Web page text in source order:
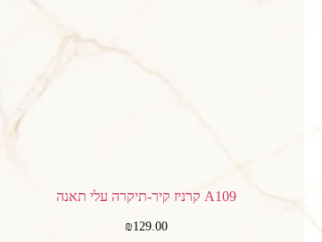
A109 קרניז קיר-תיקרה עלי תאנה
₪129.00